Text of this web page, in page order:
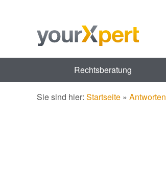
Rechtsberatung
Sie sind hier: Startseite » Antworten